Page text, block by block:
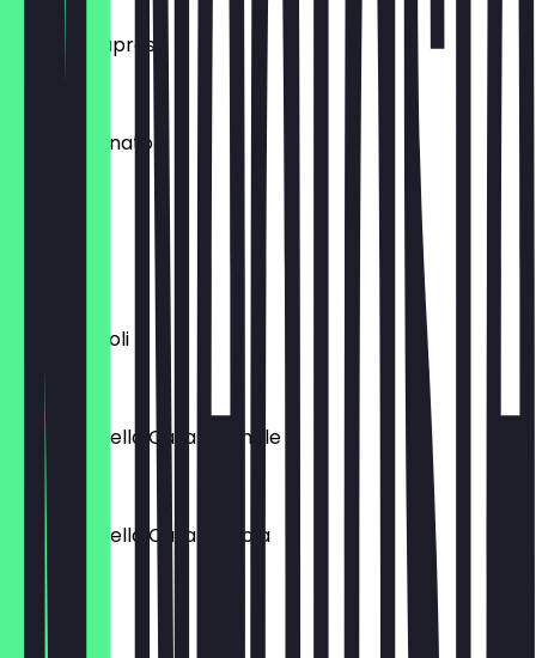
Burrata Caprese
Vitello Tonnato
Panini Piccoli
4,95 €
Antipasti della Casa normale
25,50 €
Antipasti della Casa piccola
16,50 €